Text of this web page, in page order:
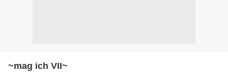
~mag ich VII~